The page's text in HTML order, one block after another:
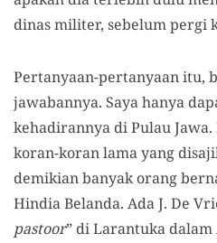
dinas militer, sebelum pergi
Pertanyaan-pertanyaan itu,
jawabannya. Saya hanya
kehadirannya di Pulau
koran-koran lama yang
demikian banyak orang
Hindia Belanda. Ada J. De
pastoor” di Larantuka dalam